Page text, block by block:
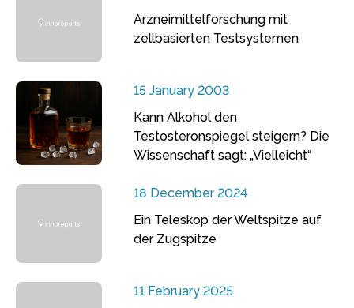
Arzneimittelforschung mit
zellbasierten Testsystemen
15 January 2003
Kann Alkohol den
Testosteronspiegel steigern? Die
Wissenschaft sagt: „Vielleicht“
18 December 2024
Ein Teleskop der Weltspitze auf
der Zugspitze
11 February 2025